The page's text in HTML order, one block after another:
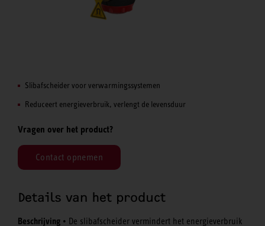
Slibafscheider voor verwarmingssystemen
Reduceert energieverbruik, verlengt de levensduur
Vragen over het product?
Contact opnemen
Details van het product
Beschrijving • De slibafscheider vermindert het energieverbruik